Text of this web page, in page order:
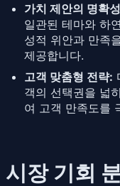
가치 제안의 명확
일관된 테마와 하
성적 위안과 만족
제공합니다.
고객 맞춤형 전략:
객의 선택권을 넓
여 고객 만족도를
시장 기회